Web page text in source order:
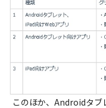
このほか、Androidタブ